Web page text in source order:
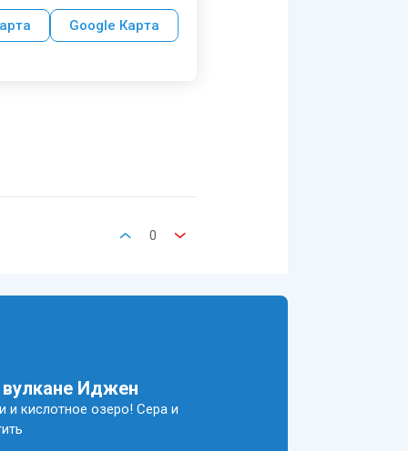
Google Карта
0
вулкане Иджен
и кислотное озеро! Сера и